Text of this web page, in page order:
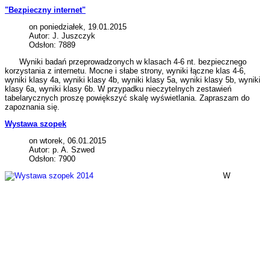
"Bezpieczny internet"
on poniedziałek, 19.01.2015
Autor: J. Juszczyk
Odsłon: 7889
Wyniki badań przeprowadzonych w klasach 4-6 nt. bezpiecznego
korzystania z internetu. Mocne i słabe strony, wyniki łączne klas 4-6,
wyniki klasy 4a, wyniki klasy 4b, wyniki klasy 5a, wyniki klasy 5b, wyniki
klasy 6a, wyniki klasy 6b. W przypadku nieczytelnych zestawień
tabelarycznych proszę powiększyć skalę wyświetlania. Zapraszam do
zapoznania się.
Wystawa szopek
on wtorek, 06.01.2015
Autor: p. A. Szwed
Odsłon: 7900
W